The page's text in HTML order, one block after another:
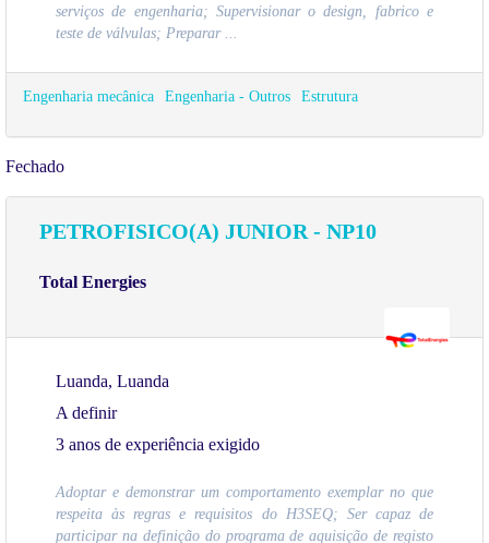
serviços de engenharia; Supervisionar o design, fabrico e
teste de válvulas; Preparar ...
Engenharia mecânica Engenharia - Outros Estrutura
Fechado
PETROFISICO(A) JUNIOR - NP10
Total Energies
Luanda, Luanda
A definir
3 anos de experiência exigido
Adoptar e demonstrar um comportamento exemplar no que
respeita às regras e requisitos do H3SEQ; Ser capaz de
participar na definição do programa de aquisição de registo